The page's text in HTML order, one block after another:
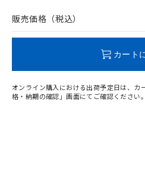
問い合わせください。
販売価格（税込）
カート
オンライン購入における出荷予定日は、カ
格・納期の確認」画面にてご確認ください。